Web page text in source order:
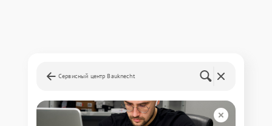
Сервисный центр Bauknecht